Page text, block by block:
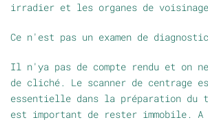
irradier et les organes de
Ce n'est pas un examen de
Il n'ya pas de compte rendu et on
de cliché. Le scanner de centrage
essentielle dans la préparation
est important de rester immobile.